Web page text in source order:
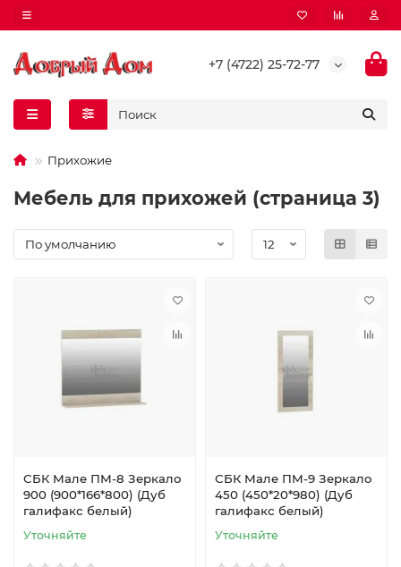
+7 (4722) 25-72-77
Прихожие
Мебель для прихожей (страница 3)
СБК Мале ПМ-8 Зеркало
900 (900*166*800) (Дуб
галифакс белый)
Уточняйте
СБК Мале ПМ-9 Зеркало
450 (450*20*980) (Дуб
галифакс белый)
Уточняйте